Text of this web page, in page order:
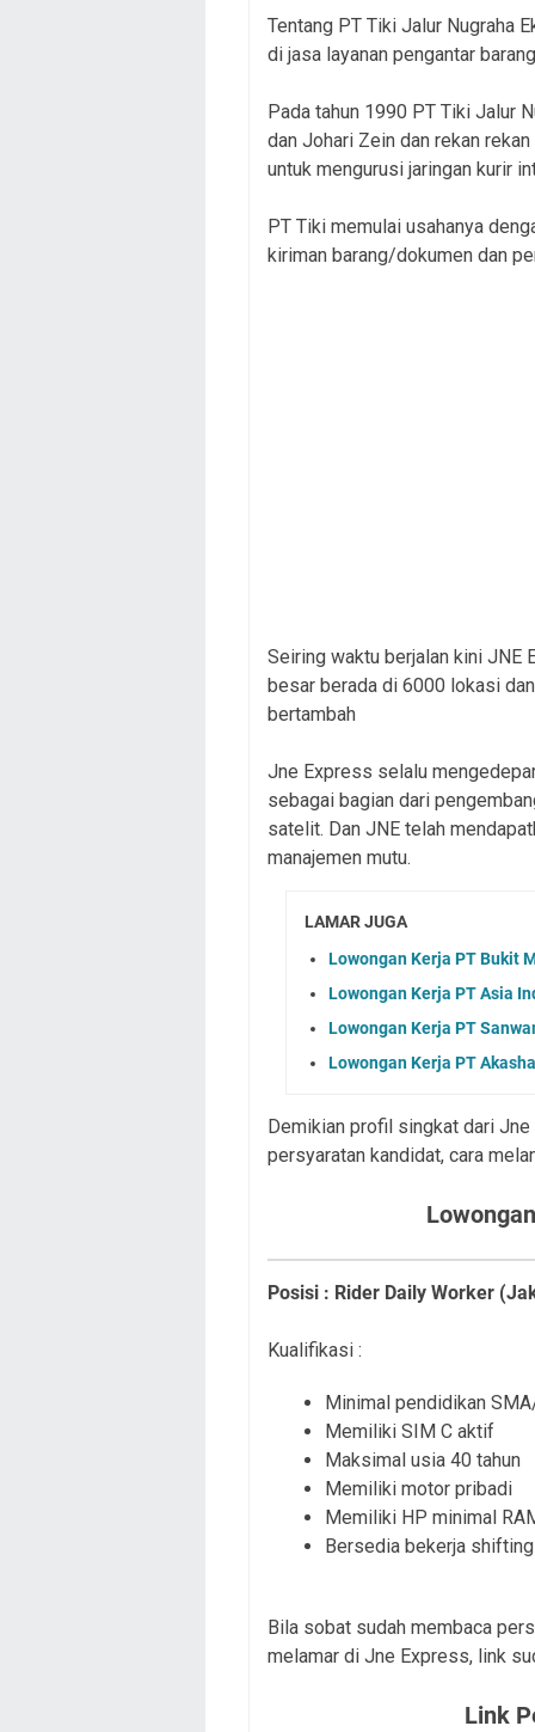
Tentang PT Tiki Jalur Nugraha
di jasa layanan pengantar
Pada tahun 1990 PT Tiki Jalur
dan Johari Zein dan rekan
untuk mengurusi jaringan kurir
PT Tiki memulai usahanya
kiriman barang/dokumen dan
Seiring waktu berjalan kini JNE
besar berada di 6000 lokasi
bertambah
Jne Express selalu
sebagai bagian dari
satelit. Dan JNE telah
manajemen mutu.
LAMAR JUGA
Lowongan Kerja PT Bukit
Lowongan Kerja PT Asia
Lowongan Kerja PT
Lowongan Kerja PT
Demikian profil singkat dari
persyaratan kandidat, cara
Posisi : Rider Daily Worker
Kualifikasi :
Minimal pendidikan
Memiliki SIM C aktif
Maksimal usia 40 tahun
Memiliki motor pribadi
Memiliki HP minimal
Bersedia bekerja shifting
Bila sobat sudah membaca
melamar di Jne Express, link
Link